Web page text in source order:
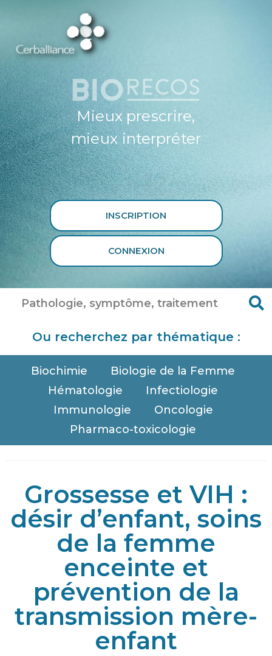
Mieux prescrire,
mieux interpréter
INSCRIPTION
CONNEXION
Ou recherchez par thématique :
Biochimie
Biologie de la Femme
Hématologie
Infectiologie
Immunologie
Oncologie
Pharmaco-toxicologie
Grossesse et VIH :
désir d’enfant, soins
de la femme
enceinte et
prévention de la
transmission mère-
enfant